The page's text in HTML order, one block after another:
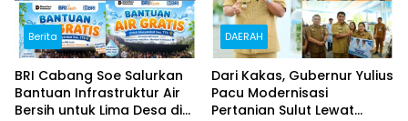
Berita
BRI Cabang Soe Salurkan
Bantuan Infrastruktur Air
Bersih untuk Lima Desa di
DAERAH
Dari Kakas, Gubernur Yulius
Pacu Modernisasi
Pertanian Sulut Lewat